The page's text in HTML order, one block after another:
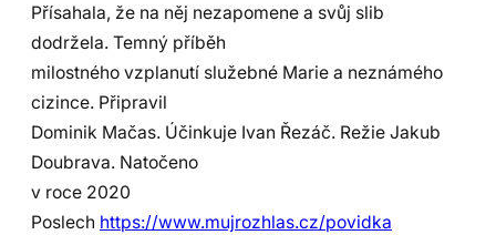
Přísahala, že na něj nezapomene a svůj slib
dodržela. Temný příběh
milostného vzplanutí služebné Marie a neznámého
cizince. Připravil
Dominik Mačas. Účinkuje Ivan Řezáč. Režie Jakub
Doubrava. Natočeno
v roce 2020
Poslech https://www.mujrozhlas.cz/povidka